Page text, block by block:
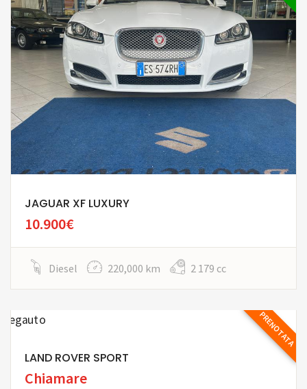
JAGUAR XF LUXURY
10.900€
Diesel 220,000 km 2 179 cc
PRENOTATA
LAND ROVER SPORT
Chiamare